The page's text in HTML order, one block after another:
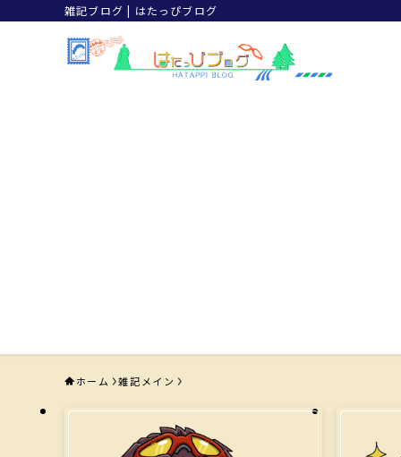
雑記ブログ | はたっぴブログ
ホーム 雑記メイン